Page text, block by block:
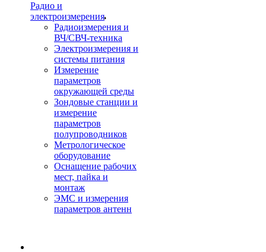
Радио и
электроизмерения
Радиоизмерения и
ВЧ/СВЧ-техника
Электроизмерения и
системы питания
Измерение
параметров
окружающей среды
Зондовые станции и
измерение
параметров
полупроводников
Метрологическое
оборудование
Оснащение рабочих
мест, пайка и
монтаж
ЭМС и измерения
параметров антенн